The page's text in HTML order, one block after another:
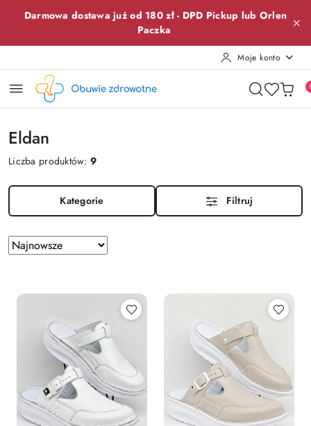
Przejdź do treści głównej
Przejdź do wyszukiwarki
Przejdź do moje konto
Przejdź do menu głównego
Przejdź do stopki
Darmowa dostawa już od 180 zł - DPD Pickup lub Orlen
Paczka
Moje konto
Eldan
Liczba produktów:9
Kategorie Filtruj
Zastosowano
sortowanie:
Sortuj
według